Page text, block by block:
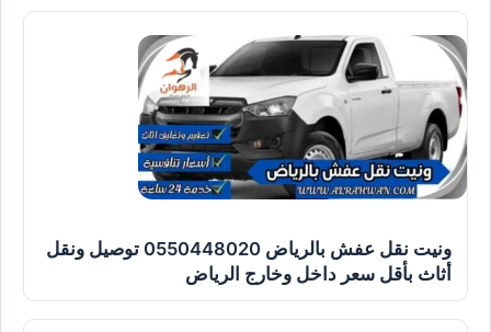
ونيت نقل عفش بالرياض 0550448020 توصيل ونقل
أثاث بأقل سعر داخل وخارج الرياض